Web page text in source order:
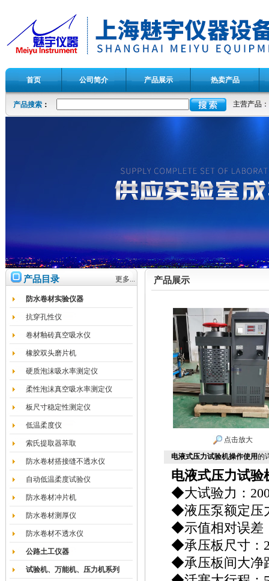
首页 公司简介 产品展示 热卖产品
产品搜索： 主营产品：
产品目录 更多...
防水卷材实验仪器
抗穿孔性仪
卷材釉砖真空吸水仪
橡胶双头磨片机
硬质泡沫吸水率测定仪
柔性泡沫真空吸水率测定仪
板尺寸稳定性测定仪
低温柔度仪
索氏提取器萃取
防水卷材搭接缝不透水仪
自动低温柔度试验仪
防水卷材冲片机
防水卷材测厚仪
防水卷材不透水仪
公路土工仪器
试验机、万能机、压力机系列
产品展示
点击放大
电液式压力试验机操作使用的
电液式压力试验
◆大试验力：
◆液压泵额定压
◆示值相对误差
◆承压板尺寸：
◆承压板间大净